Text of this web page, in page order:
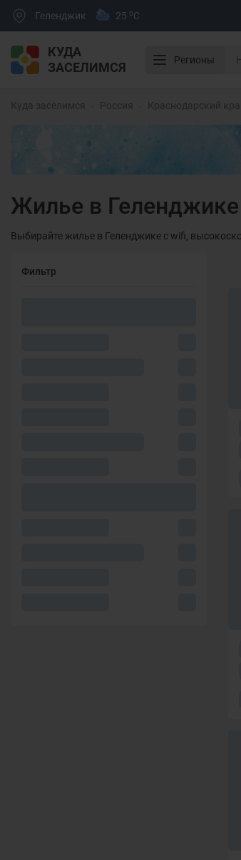
Геленджик 25 oC
КУДА
ЗАСЕЛИМСЯ
Регионы
Куда заселимся Россия Краснодарский
Жилье в
Выбирайте жилье в Геленджике с wifi,
Фильтр